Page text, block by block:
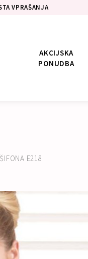
VPRAŠANJA
AKCIJSKA
PONUDBA
E218